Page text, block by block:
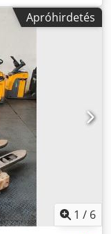
egyéb, Saját
CE-jelölés: igen
nagyon jó
ország:
Apróhirdetés
1 / 6